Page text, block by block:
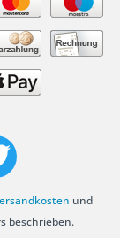
und
beschrieben.